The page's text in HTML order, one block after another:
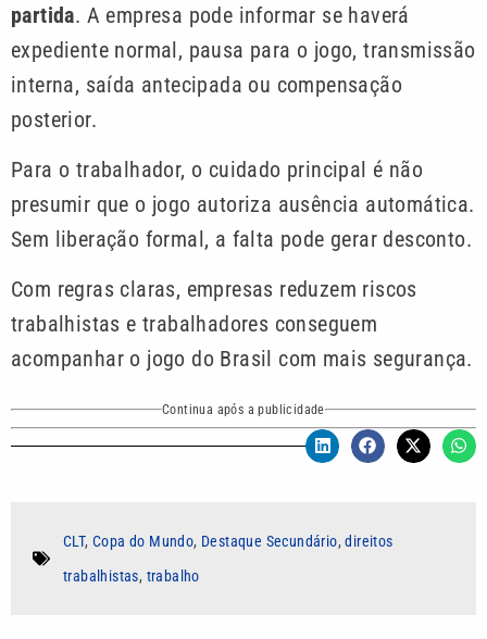
partida. A empresa pode informar se haverá
expediente normal, pausa para o jogo, transmissão
interna, saída antecipada ou compensação
posterior.
Para o trabalhador, o cuidado principal é não
presumir que o jogo autoriza ausência automática.
Sem liberação formal, a falta pode gerar desconto.
Com regras claras, empresas reduzem riscos
trabalhistas e trabalhadores conseguem
acompanhar o jogo do Brasil com mais segurança.
Continua após a publicidade
CLT,Copa do Mundo, Destaque Secundário,direitos
trabalhistas, trabalho